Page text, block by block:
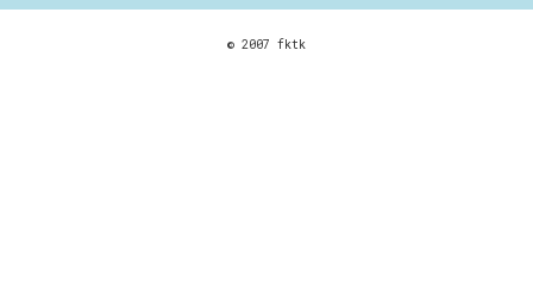
© 2007 fktk